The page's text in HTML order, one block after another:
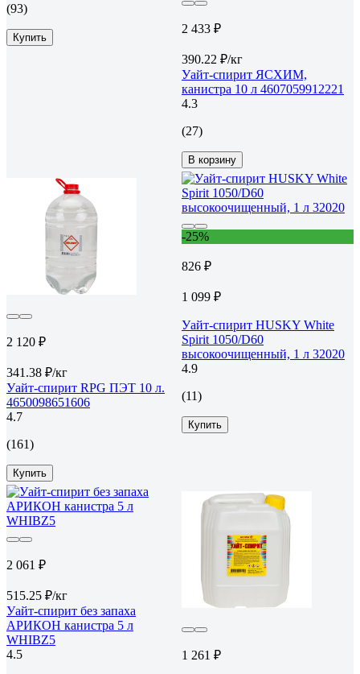
(93)
Купить
2 433 ₽
390.22 ₽/кг
Уайт-спирит ЯСХИМ,
канистра 10 л 4607059912221
4.3
(27)
В корзину
2 120 ₽
341.38 ₽/кг
Уайт-спирит RPG ПЭТ 10 л.
4650098651606
4.7
(161)
Купить
-25%
826 ₽
1 099 ₽
Уайт-спирит HUSKY White
Spirit 1050/D60
высокоочищенный, 1 л 32020
4.9
(11)
Купить
2 061 ₽
515.25 ₽/кг
Уайт-спирит без запаха
АРИКОН канистра 5 л
WHIBZ5
4.5
1 261 ₽